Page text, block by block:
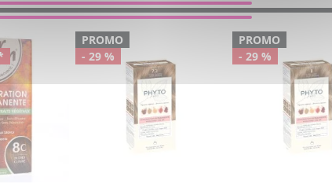
PROMO
- 29 %
PROMO
- 29 %